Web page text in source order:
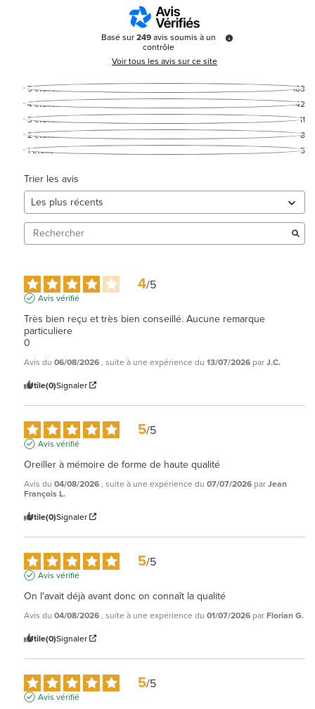
Basé sur249avis soumis à un
contrôle
Voir tous les avis sur ce site
5étoiles
183
4étoiles
42
3étoiles
11
2étoiles
8
1étoile 5
Trier les avis
4/5
Avis vérifié
Très bien reçu et très bien conseillé. Aucune remarque
particuliere
0
Avis du 06/08/2026, suite à une expérience du 13/07/2026 parJ.C.
Utile(0)Signaler
5/5
Avis vérifié
Oreiller à mémoire de forme de haute qualité
Avis du 04/08/2026, suite à une expérience du 07/07/2026 parJean
François L.
Utile(0)Signaler
5/5
Avis vérifié
On l'avait déjà avant donc on connaît la qualité
Avis du 04/08/2026, suite à une expérience du 01/07/2026 parFlorian G.
Utile(0)Signaler
5/5
Avis vérifié